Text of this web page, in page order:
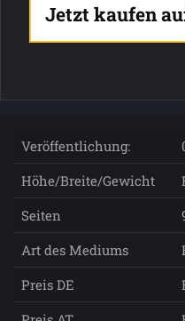
Jetzt kaufen
Veröffentlichung:
Höhe/Breite/Gewicht
Seiten
Art des Mediums
Preis DE